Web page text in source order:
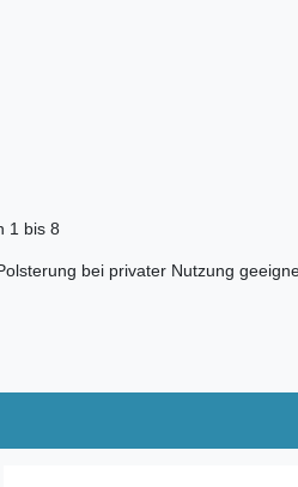
1 bis 8
bei privater Nutzung